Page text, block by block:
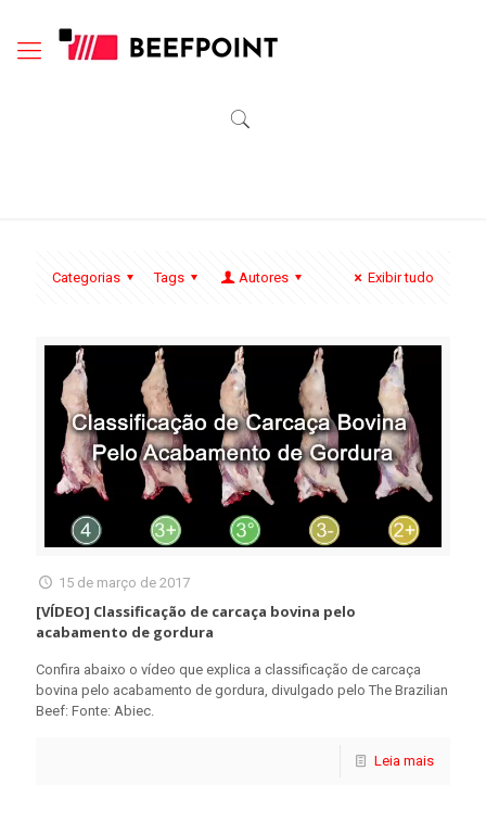
Categorias Tags Autores Exibir tudo
15 de março de 2017
[VÍDEO] Classificação de carcaça bovina pelo
acabamento de gordura
Confira abaixo o vídeo que explica a classificação de carcaça
bovina pelo acabamento de gordura, divulgado pelo The Brazilian
Beef: Fonte: Abiec.
Leia mais